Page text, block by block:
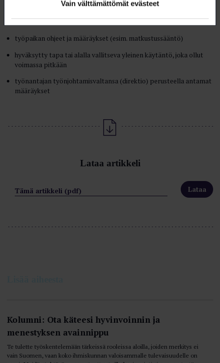
Vain välttämättömät evästeet
työsopimuksen ehdot
työpaikan ohjeet ja määräykset (esim. matkustussääntö)
hyväksytty tapa tai alalla vallitseva yleinen käytäntö, joka ollut
voimassa pitkään
työnantajan työnjohtamisvaltansa (direktio) perusteella antamat
määräykset
Lataa artikkeli
Tämä artikkeli (pdf)
Kolumni: Ota käteesi hyvinvoinnin ja
menestyksen avainnippu
Te tulette työskentelemään tärkeissä rooleissa aloilla, joiden merkitys ei
vain Suomen, vaan koko ihmiskunnan valoisammalle tulevaisuudelle on